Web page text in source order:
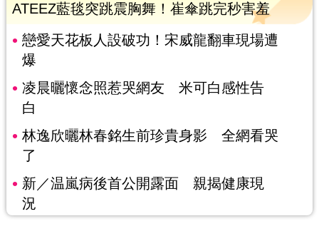
ATEEZ藍毯突跳震胸舞！崔傘跳完秒害羞
戀愛天花板人設破功！宋威龍翻車現場遭
爆
凌晨曬懷念照惹哭網友 米可白感性告
白
林逸欣曬林春銘生前珍貴身影 全網看哭
了
新／温嵐病後首公開露面 親揭健康現
況